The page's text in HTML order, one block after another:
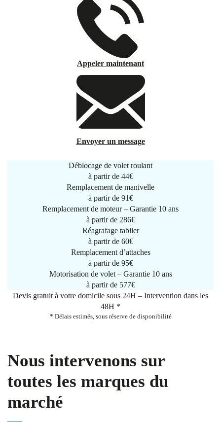
Appeler maintenant
Envoyer un message
Déblocage de volet roulant
à partir de 44€
Remplacement de manivelle
à partir de 91€
Remplacement de moteur – Garantie 10 ans
à partir de 286€
Réagrafage tablier
à partir de 60€
Remplacement d’attaches
à partir de 95€
Motorisation de volet – Garantie 10 ans
à partir de 577€
Devis gratuit à votre domicile sous 24H – Intervention dans les
48H *
* Délais estimés, sous réserve de disponibilité
Nous intervenons sur
toutes les marques du
marché